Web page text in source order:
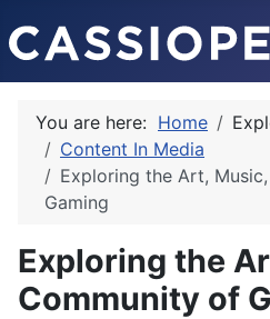
You are here: Home
Content In Media
Exploring the Art,
Gaming
Exploring the
Community of